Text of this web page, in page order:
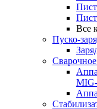
Все
Пуско-